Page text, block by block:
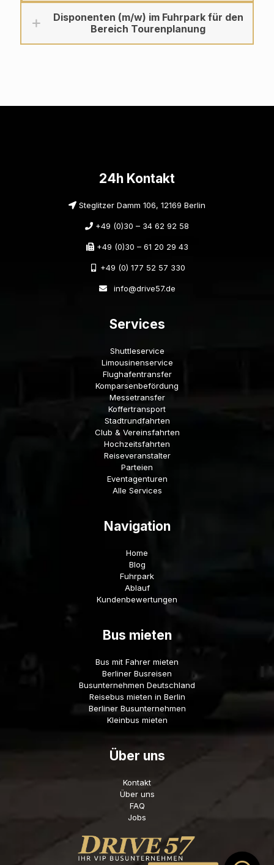
Disponenten (m/w) im Fuhrpark für den
Bereich Tourenplanung
24h Kontakt
Steglitzer Damm 106, 12169 Berlin
+49 (0)30 – 34 62 92 58
+49 (0)30 – 61 20 29 43
+49 (0) 177 52 57 330
info@drive57.de
Services
Shuttleservice
Limousinenservice
Flughafentransfer
Komparsenbefördung
Messetransfer
Koffertransport
Stadtrundfahrten
Club & Vereinsfahrten
Hochzeitsfahrten
Reiseveranstalter
Parteien
Eventagenturen
Alle Services
Navigation
Home
Blog
Fuhrpark
Ablauf
Kundenbewertungen
Bus mieten
Bus mit Fahrer mieten
Berliner Busreisen
Busunternehmen Deutschland
Reisebus mieten in Berlin
Berliner Busunternehmen
Kleinbus mieten
Über uns
Kontakt
Über uns
FAQ
Jobs